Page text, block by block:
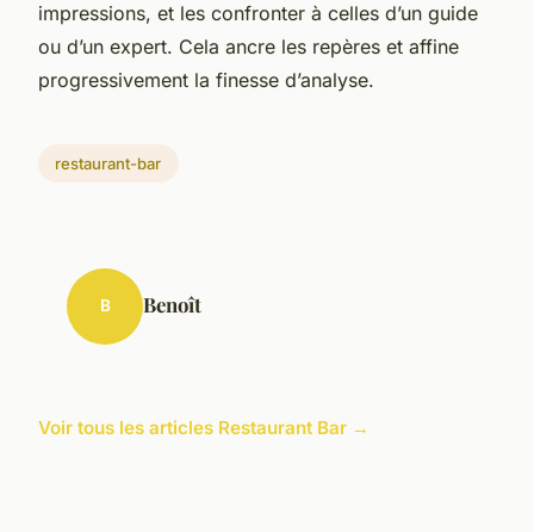
impressions, et les confronter à celles d’un guide
ou d’un expert. Cela ancre les repères et affine
progressivement la finesse d’analyse.
restaurant-bar
B Benoît
Voir tous les articles Restaurant Bar →